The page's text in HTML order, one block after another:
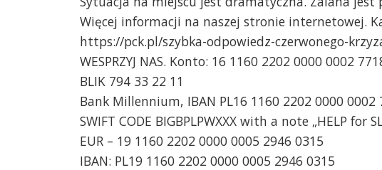
Więcej informacji na naszej stronie internetowej.
https://pck.pl/szybka-odpowiedz-czerwonego-
WESPRZYJ NAS. Konto: 16 1160 2202 0000 0002
BLIK 794 33 22 11
Bank Millennium, IBAN PL16 1160 2202 0000 0002
SWIFT CODE BIGBPLPWXXX with a note „HELP for
EUR – 19 1160 2202 0000 0005 2946 0315
IBAN: PL19 1160 2202 0000 0005 2946 0315